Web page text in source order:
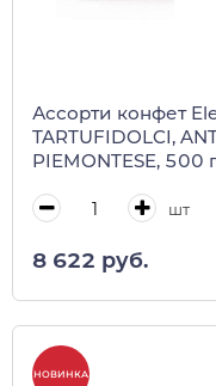
Ассорти конфет
TARTUFIDOLCI,
PIEMONTESE, 500
шт
8 622 руб.
НОВИНКА